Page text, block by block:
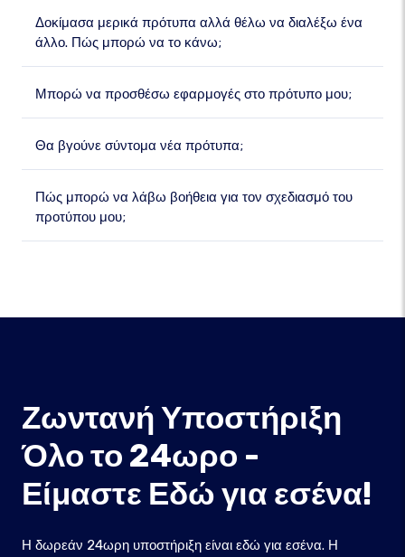
Δοκίμασα μερικά πρότυπα αλλά θέλω να διαλέξω ένα
άλλο. Πώς μπορώ να το κάνω;
Μπορώ να προσθέσω εφαρμογές στο πρότυπο μου;
Θα βγούνε σύντομα νέα πρότυπα;
Πώς μπορώ να λάβω βοήθεια για τον σχεδιασμό του
προτύπου μου;
Ζωντανή Υποστήριξη
Όλο το 24ωρο -
Είμαστε Εδώ για εσένα!
Η δωρεάν 24ωρη υποστήριξη είναι εδώ για εσένα. Η